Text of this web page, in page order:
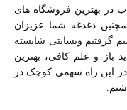
در بهترین فروشگاه های
دغدغه شما عزیزان
گرفتیم وبسایتی شایسته
باز و علم کافی، بهترین
در این راه سهمی کوچک در